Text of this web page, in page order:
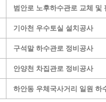
시민이용시설
가족관계등록
여권민원
범안로 노후하수관로 교체 및
기아천 우수토실 설치공사
구석말 하수관로 정비공사
안양천 차집관로 정비공사
하안동 우체국사거리 일원 하